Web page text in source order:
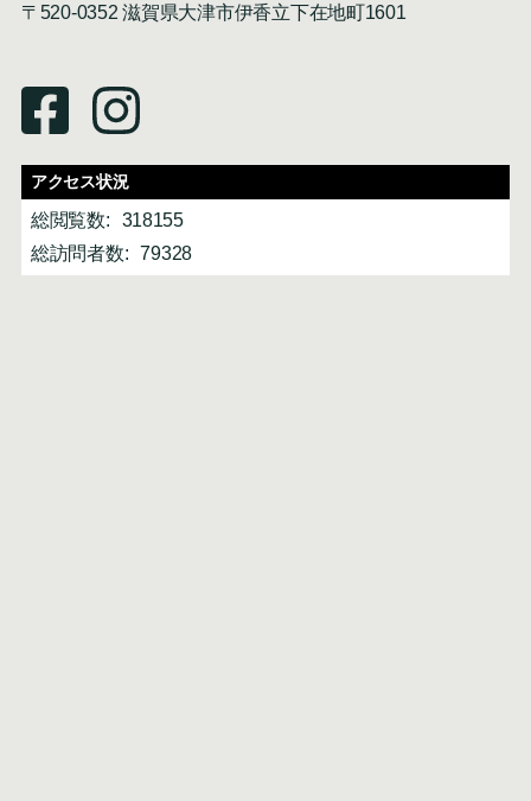
〒520-0352 滋賀県大津市伊香立下在地町1601
アクセス状況
総閲覧数:
318155
総訪問者数:
79328